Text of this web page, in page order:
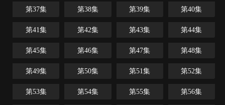
第37集 第38集 第39集 第40集
第41集 第42集 第43集 第44集
第45集 第46集 第47集 第48集
第49集 第50集 第51集 第52集
第53集 第54集 第55集 第56集